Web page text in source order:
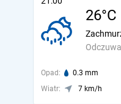
26°C
Opad: 0.3 mm
Wiatr:
7 km/h